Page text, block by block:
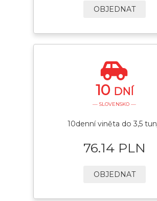
OBJEDNAT
10 DNÍ
— SLOVENSKO —
10denní viněta do 3,5
76.14 PLN
OBJEDNAT